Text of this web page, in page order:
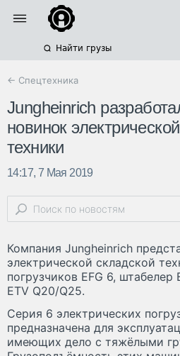
Найти грузы
← Спецтехника
Jungheinrich
новинок
техники
14:17, 7 Мая 2019
Компания Jungheinrich
электрической складской
погрузчиков EFG 6, штабелер
ETV Q20/Q25.
Серия 6 электрических
предназначена для
имеющих дело с тяжёлыми